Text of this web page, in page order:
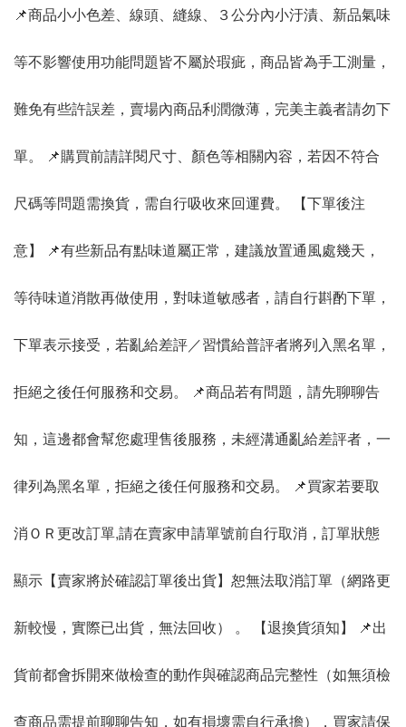
📌商品小小色差、線頭、縫線、３公分內小汙漬、新品氣味
等不影響使用功能問題皆不屬於瑕疵，商品皆為手工測量，
難免有些許誤差，賣場內商品利潤微薄，完美主義者請勿下
單。 📌購買前請詳閱尺寸、顏色等相關內容，若因不符合
尺碼等問題需換貨，需自行吸收來回運費。 【下單後注
意】 📌有些新品有點味道屬正常，建議放置通風處幾天，
等待味道消散再做使用，對味道敏感者，請自行斟酌下單，
下單表示接受，若亂給差評／習慣給普評者將列入黑名單，
拒絕之後任何服務和交易。 📌商品若有問題，請先聊聊告
知，這邊都會幫您處理售後服務，未經溝通亂給差評者，一
律列為黑名單，拒絕之後任何服務和交易。 📌買家若要取
消ＯＲ更改訂單,請在賣家申請單號前自行取消，訂單狀態
顯示【賣家將於確認訂單後出貨】恕無法取消訂單（網路更
新較慢，實際已出貨，無法回收） 。 【退換貨須知】 📌出
貨前都會拆開來做檢查的動作與確認商品完整性（如無須檢
查商品需提前聊聊告知，如有損壞需自行承擔），買家請保